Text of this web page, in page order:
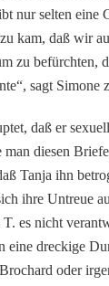
nur selten eine
kam, daß wir
zu befürchten,
sagt Simone
daß er
diesen
Tanja ihn
ihre Untreue
es nicht
eine dreckige
oder